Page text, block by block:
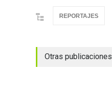
REPORTAJES
Otras publicaciones